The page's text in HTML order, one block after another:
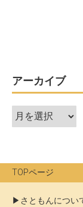
ー
シ
ョ
アーカイブ
ア
ー
ブ
TOPページ
さともんについ